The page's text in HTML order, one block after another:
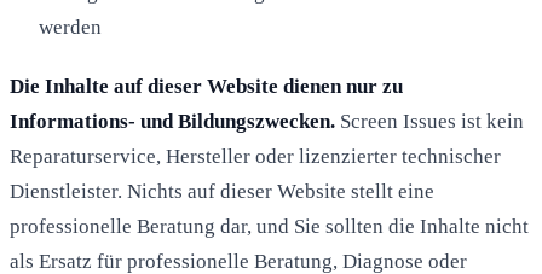
werden
Die Inhalte auf dieser Website dienen nur zu
Informations- und Bildungszwecken. Screen Issues ist kein
Reparaturservice, Hersteller oder lizenzierter technischer
Dienstleister. Nichts auf dieser Website stellt eine
professionelle Beratung dar, und Sie sollten die Inhalte nicht
als Ersatz für professionelle Beratung, Diagnose oder